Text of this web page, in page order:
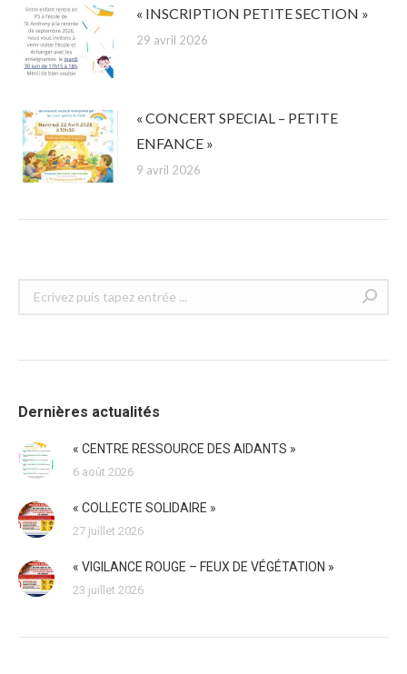
« INSCRIPTION PETITE SECTION »
29 avril 2026
« CONCERT SPECIAL – PETITE
ENFANCE »
9 avril 2026
Dernières actualités
« CENTRE RESSOURCE DES AIDANTS »
6 août 2026
« COLLECTE SOLIDAIRE »
27 juillet 2026
« VIGILANCE ROUGE – FEUX DE VÉGÉTATION »
23 juillet 2026